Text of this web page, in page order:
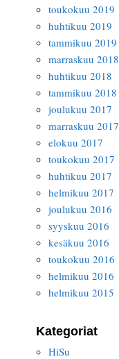
toukokuu 2019
huhtikuu 2019
tammikuu 2019
marraskuu 2018
huhtikuu 2018
tammikuu 2018
joulukuu 2017
marraskuu 2017
elokuu 2017
toukokuu 2017
huhtikuu 2017
helmikuu 2017
joulukuu 2016
syyskuu 2016
kesäkuu 2016
toukokuu 2016
helmikuu 2016
helmikuu 2015
Kategoriat
HiSu